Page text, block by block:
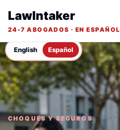
English Español
LawIntaker
24-7 ABOGADOS · EN ESPAÑOL
CHOQUES Y SEGUROS